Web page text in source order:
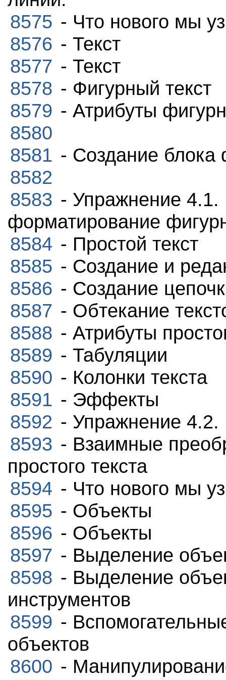
8575 - Что нового мы
8576 - Текст
8577 - Текст
8578 - Фигурный текст
8579 - Атрибуты
8580
8581 - Создание блока
8582
8583 - Упражнение 4.1.
форматирование
8584 - Простой текст
8585 - Создание и
8586 - Создание
8587 - Обтекание
8588 - Атрибуты
8589 - Табуляции
8590 - Колонки текста
8591 - Эффекты
8592 - Упражнение 4.2.
8593 - Взаимные
простого текста
8594 - Что нового мы
8595 - Объекты
8596 - Объекты
8597 - Выделение
8598 - Выделение
инструментов
8599 -
объектов
8600 -